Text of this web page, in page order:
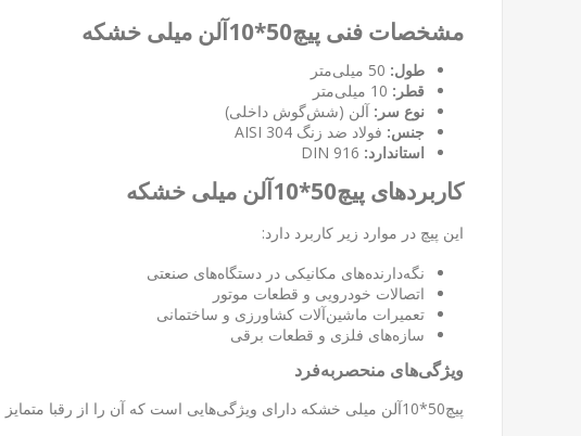
مشخصات فنی پیچ50*10آلن میلی خشکه
طول:
قطر:
نوع سر: آلن (شش‌گوش داخلی)
جنس: فولاد ضد زنگ AISI 304
استاندارد:
کاربردهای پیچ50*10آلن میلی خشکه
این پیچ در موارد زیر کاربرد دارد:
نگه‌دارنده‌های مکانیکی در دستگاه‌های صنعتی
اتصالات خودرویی و قطعات موتور
تعمیرات ماشین‌آلات کشاورزی و ساختمانی
سازه‌های فلزی و قطعات برقی
ویژگی‌های منحصربه‌فرد
پیچ50*10آلن میلی خشکه دارای ویژگی‌هایی است که آن را از رقبا متمایز می‌کند: